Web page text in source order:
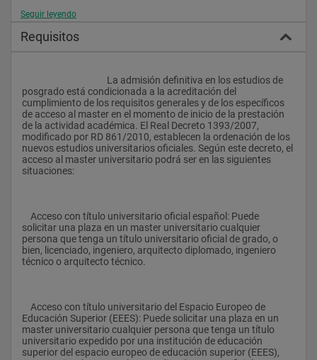
Los objetivos y competencias del Máster en
PatrimonioMusical se han diseñado a partir de la evolución de
la disciplina científica de la Musicología, la experiencia
acumulada a lo largo de las dos últimas décadas -marcadas
por el regreso de dicho saber a las aulas universitarias
españolas- y las demandas sociales, cada vez más
relacionadas con el mercado de la música y los medios de
comunicación masivos, así como la investigación, la
interpretación y las enseñanzas musicales.
El Máster en PatrimonioMusical  tiene como objetivo ofrecer
una sólida formación en los ámbitos de la investigación, la
gestión, la interpretación y la enseñanza musicales,
atendiendo, al mismo tiempo, a la capacitación para el
desempeño en instituciones dedicadas, total o parcialmente, a
la investigación y a cuantas tareas favorezcan la
- Ofrecer una formación avanzada y sistemática en las teorías
y metodologías aplicadas al estudio de la música española y
latinoamericana,prestando especial atención a ámbitos
Seguir leyendo
Requisitos
posgrado está condicionada a la acreditación del
cumplimiento de los requisitos generales y de los específicos
de acceso al master en el momento de inicio de la prestación
de la actividad académica. El Real Decreto 1393/2007,
modificado por RD 861/2010, establecen la ordenación de los
nuevos estudios universitarios oficiales. Según este decreto, el
acceso al master universitario podrá ser en las siguientes
situaciones:
solicitar una plaza en un master universitario cualquier
persona que tenga un título universitario oficial de grado, o
bien, licenciado, ingeniero, arquitecto diplomado, ingeniero
técnico o arquitecto técnico.
Educación Superior (EEES): Puede solicitar una plaza en un
master universitario cualquier persona que tenga un título
universitario expedido por una institución de educación
superior del espacio europeo de educación superior (EEES),